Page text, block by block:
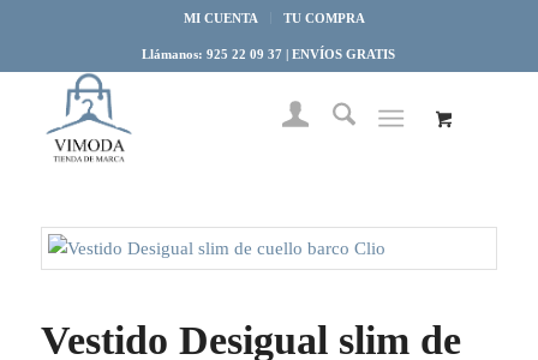
MI CUENTA TU COMPRA
Llámanos: 925 22 09 37 | ENVÍOS GRATIS
Vestido Desigual slim de